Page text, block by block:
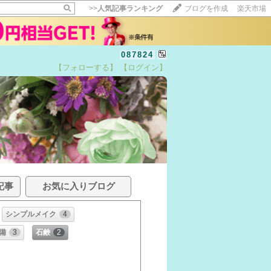
>>人気記事ランキング ブログを作成 楽天市場
087824
【フォローする】 【ログイン】
事 お気に入りブログ
シンプルメイク 4
3 石鹸 2